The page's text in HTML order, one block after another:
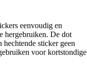
eenvoudig en
hergebruiken. De dot
sticker geen
voor kortstondige